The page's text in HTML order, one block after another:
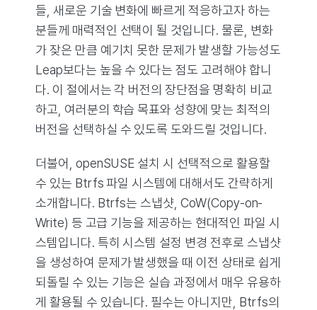
들, 새로운 기술 변화에 빠르게 적응하고자 하는
분들께 매력적인 선택이 될 것입니다. 물론, 변화
가 잦은 만큼 예기치 못한 문제가 발생할 가능성도
Leap보다는 높을 수 있다는 점도 고려해야 합니
다. 이 절에서는 각 버전의 장단점을 명확히 비교
하고, 여러분의 학습 목표와 성향에 맞는 최적의
버전을 선택하실 수 있도록 도와드릴 것입니다.
더불어, openSUSE 설치 시 선택적으로 활용할
수 있는 Btrfs 파일 시스템에 대해서도 간략하게
소개합니다. Btrfs는 스냅샷, CoW(Copy-on-
Write) 등 고급 기능을 제공하는 현대적인 파일 시
스템입니다. 특히 시스템 설정 변경 전후로 스냅샷
을 생성하여 문제가 발생했을 때 이전 상태로 쉽게
되돌릴 수 있는 기능은 실습 과정에서 매우 유용하
게 활용될 수 있습니다. 필수는 아니지만, Btrfs의